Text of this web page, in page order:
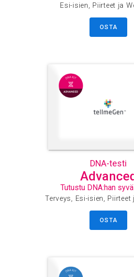
Esi-isien, Piirteet ja
OSTA
DNA-testi
Tutustu DNA:han
Terveys, Esi-isien, Piirteet
OSTA